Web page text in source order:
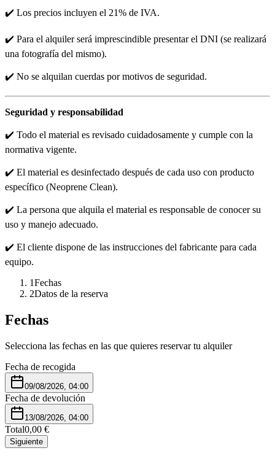
✔️ Los precios incluyen el 21% de IVA.
✔️ Para el alquiler será imprescindible presentar el DNI (se realizará
una fotografía del mismo).
✔️ No se alquilan cuerdas por motivos de seguridad.
Seguridad y responsabilidad
✔️ Todo el material es revisado cuidadosamente y cumple con la
normativa vigente.
✔️ El material es desinfectado después de cada uso con producto
específico (Neoprene Clean).
✔️ La persona que alquila el material es responsable de conocer su
uso y manejo adecuado.
✔️ El cliente dispone de las instrucciones del fabricante para cada
equipo.
1Fechas
2Datos de la reserva
Fechas
Selecciona las fechas en las que quieres reservar tu alquiler
Fecha de recogida
09/08/2026, 04:00
Fecha de devolución
13/08/2026, 04:00
Total0,00 €
Siguiente